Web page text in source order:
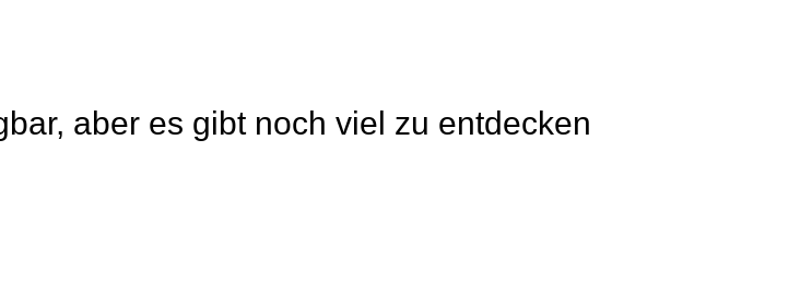
aber es gibt noch viel zu entdecken